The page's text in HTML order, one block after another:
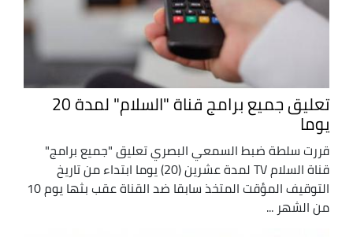
تعليق جميع برامج قناة "السلام" لمدة 20
يوما
قررت سلطة ضبط السمعي البصري تعليق "جميع برامج"
قناة السلام TV لمدة عشرين (20) يوما ابتداء من تاريخ
التوقيف المؤقت المتخذ سابقا ضد القناة عقب بثها يوم 10
من الشهر ...